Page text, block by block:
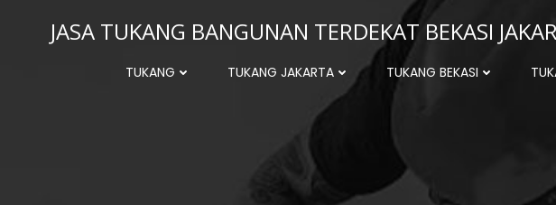
JASA TUKANG BANGUNAN TERDEKAT BEKASI
TUKANG TUKANG JAKARTA TUKANG BEKASI